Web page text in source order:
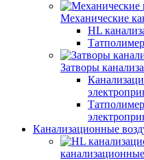
Механические
HL
Затворы
Канализационные